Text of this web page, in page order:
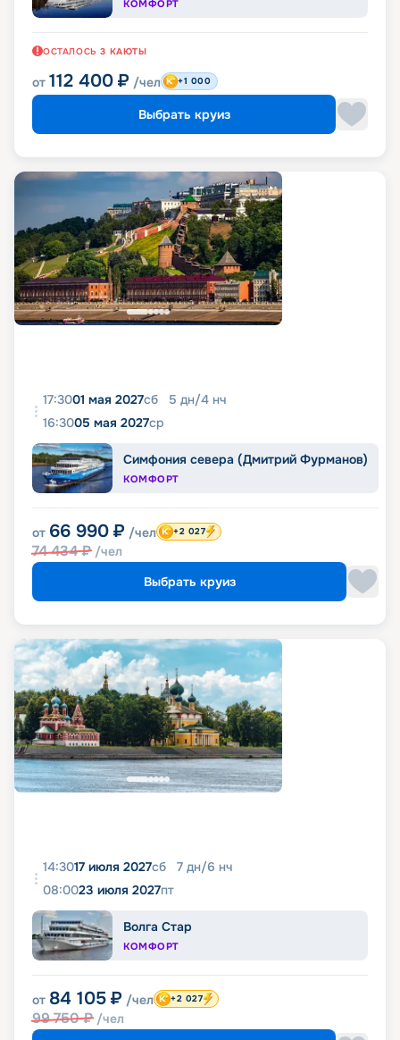
КОМФОРТ
ОСТАЛОСЬ 3 КАЮТЫ
от 112 400 ₽ /чел +1 000
Выбрать круиз
17:3001 мая 2027сб 5 дн/4 нч
16:3005 мая 2027ср
Симфония севера (Дмитрий Фурманов)
КОМФОРТ
от 66 990 ₽ /чел
74 434₽ /чел
+2 027
Выбрать круиз
14:3017 июля 2027сб 7 дн/6 нч
08:0023 июля 2027пт
Волга Стар
КОМФОРТ
от 84 105 ₽ /чел
99 750₽ /чел
+2 027